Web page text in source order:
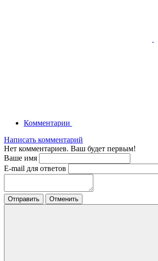
Комментарии
Написать комментарий
Нет комментариев. Ваш будет первым!
Ваше имя
E-mail для ответов
Отправить Отменить